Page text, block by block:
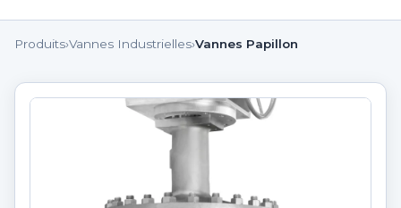
Produits›Vannes Industrielles›Vannes Papillon